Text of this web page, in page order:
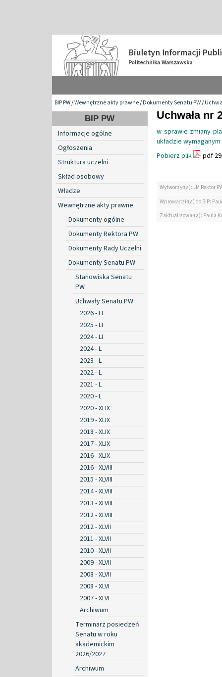
BIP PW/Wewnętrzne akty prawne/Dokumenty Senatu PW/
BIP PW
Informacje ogólne
Ogłoszenia
Struktura uczelni
Skład osobowy
Władze
Wewnętrzne akty prawne
Dokumenty ogólne
Dokumenty Rektora PW
Dokumenty Rady Uczelni
Dokumenty Senatu PW
Stanowiska Senatu
PW
Uchwały Senatu PW
2026 - LI
2025 - LI
2024 - LI
2024 - L
2023 - L
2022 - L
2021 - L
2020 - L
2020 - XLIX
2019 - XLIX
2018 - XLIX
2017 - XLIX
2016 - XLIX
2016 - XLVIII
2015 - XLVIII
2014 - XLVIII
2013 - XLVIII
2012 - XLVIII
2012 - XLVII
2011 - XLVII
2010 - XLVII
2009 - XLVII
2008 - XLVII
2008 - XLVI
2007 - XLVI
Archiwum
Terminarz posiedzeń
Senatu w roku
akademickim
2026/2027
Archiwum
Uchwała nr
w sprawie zmiany
układzie
Pobierz plik
pdf
Wytworzył(a): JM Rektor
Wprowadził(a) do BIP:
Zaktualizował(a): Paula